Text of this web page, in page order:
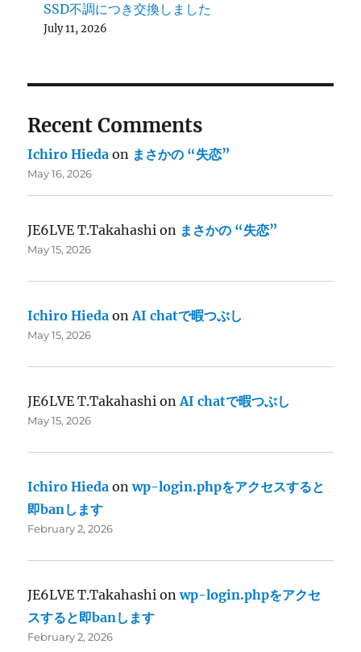
SSD不調につき交換しました
July 11, 2026
Recent Comments
Ichiro Hieda on まさかの “失恋”
May 16, 2026
JE6LVE T.Takahashi on まさかの “失恋”
May 15, 2026
Ichiro Hieda onAI chatで暇つぶし
May 15, 2026
JE6LVE T.Takahashi onAI chatで暇つぶし
May 15, 2026
Ichiro Hieda onwp-login.phpをアクセスすると
即banします
February 2, 2026
JE6LVE T.Takahashi onwp-login.phpをアクセ
スすると即banします
February 2, 2026